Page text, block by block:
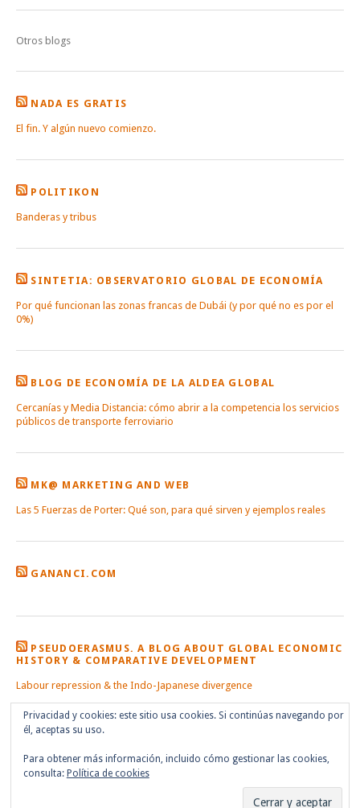
Otros blogs
NADA ES GRATIS
El fin. Y algún nuevo comienzo.
POLITIKON
Banderas y tribus
SINTETIA: OBSERVATORIO GLOBAL DE ECONOMÍA
Por qué funcionan las zonas francas de Dubái (y por qué no es por el
0%)
BLOG DE ECONOMÍA DE LA ALDEA GLOBAL
Cercanías y Media Distancia: cómo abrir a la competencia los servicios
públicos de transporte ferroviario
MK@ MARKETING AND WEB
Las 5 Fuerzas de Porter: Qué son, para qué sirven y ejemplos reales
GANANCI.COM
PSEUDOERASMUS. A BLOG ABOUT GLOBAL ECONOMIC
HISTORY & COMPARATIVE DEVELOPMENT
Labour repression & the Indo-Japanese divergence
Privacidad y cookies: este sitio usa cookies. Si continúas navegando por
él, aceptas su uso.
Para obtener más información, incluido cómo gestionar las cookies,
consulta: Política de cookies